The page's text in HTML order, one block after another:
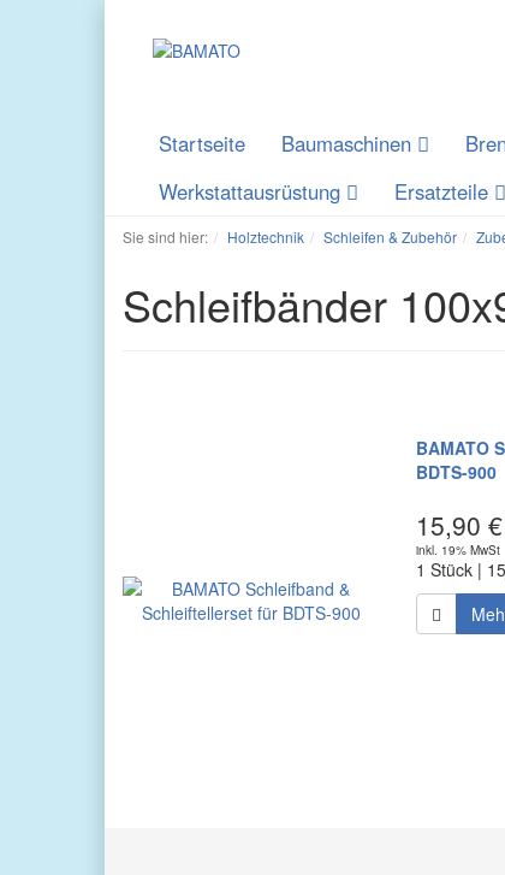
Startseite Baumaschinen
Werkstattausrüstung
Ersatzteile
Sie sind hier: Holztechnik Schleifen & Zubehör
Schleifbänder
BAMATO
BDTS-900
15,90
inkl. 19% MwSt
1 Stück |